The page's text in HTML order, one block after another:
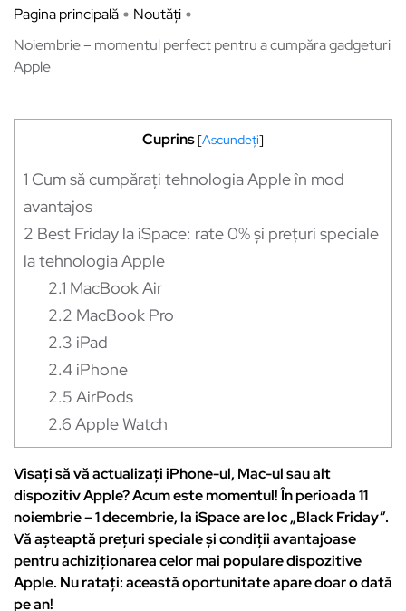
Pagina principală
Noutăți
Noiembrie – momentul perfect pentru a cumpăra gadgeturi
Apple
Cuprins[Ascundeți]
1 Cum să cumpărați tehnologia Apple în mod
avantajos
2 Best Friday la iSpace: rate 0% și prețuri speciale
la tehnologia Apple
2.1 MacBook Air
2.2 MacBook Pro
2.3 iPad
2.4 iPhone
2.5 AirPods
2.6 Apple Watch
Visați să vă actualizați iPhone-ul, Mac-ul sau alt
dispozitiv Apple? Acum este momentul! În perioada 11
noiembrie – 1 decembrie, la iSpace are loc „Black Friday”.
Vă așteaptă prețuri speciale și condiții avantajoase
pentru achiziționarea celor mai populare dispozitive
Apple. Nu ratați: această oportunitate apare doar o dată
pe an!